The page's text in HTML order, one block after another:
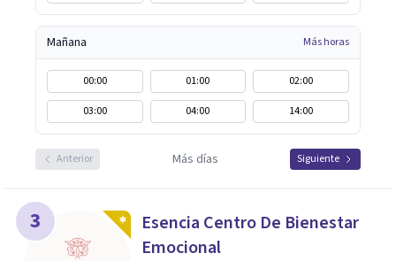
Mañana Más horas
00:00 01:00
02:00
03:00
04:00 14:00
Anterior Más días Siguiente
3
Esencia Centro De Bienestar
Emocional